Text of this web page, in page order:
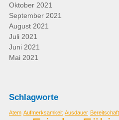
Oktober 2021
September 2021
August 2021
Juli 2021
Juni 2021
Mai 2021
Schlagworte
Atem Aufmerksamkeit Ausdauer Bereitschaft